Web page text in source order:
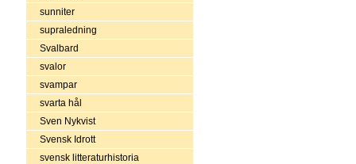
sunniter
supraledning
Svalbard
svalor
svampar
svarta hål
Sven Nykvist
Svensk Idrott
svensk litteraturhistoria